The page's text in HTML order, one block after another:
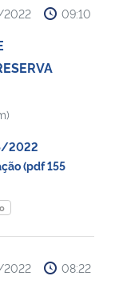
09:10
2022
(pdf 155
08:22